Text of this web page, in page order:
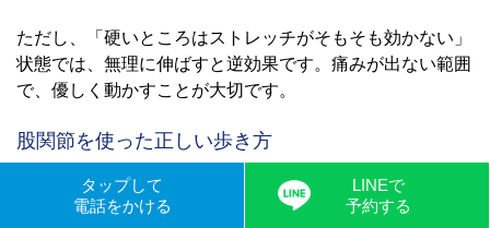
タップして
電話をかける
LINEで
予約する
ただし、「硬いところはストレッチがそもそも効かない」
状態では、無理に伸ばすと逆効果です。痛みが出ない範囲
で、優しく動かすことが大切です。
股関節を使った正しい歩き方
股関節を正しく使うことで、膝への負担を減らせます。